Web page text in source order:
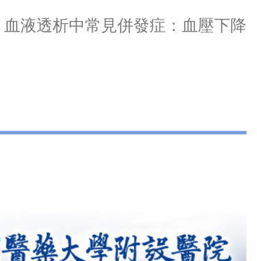
血液透析中常見併發症：血壓下降